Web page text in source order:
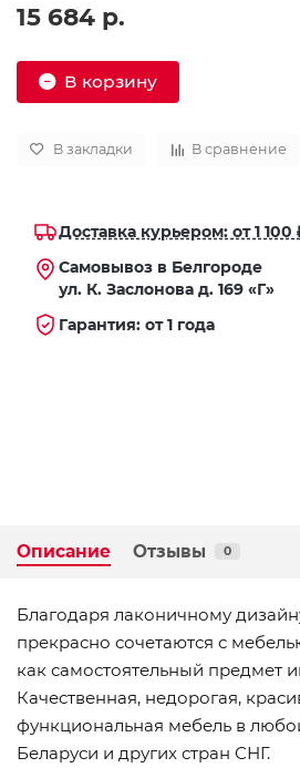
15 684 р.
В корзину
В закладки В сравнение
Доставка курьером: от 1 100
Самовывоз в Белгороде
ул. К. Заслонова д. 169 «Г»
Гарантия: от 1 года
Описание Отзывы 0
Благодаря лаконичному
прекрасно сочетаются с
как самостоятельный предмет
Качественная, недорогая,
функциональная мебель в
Беларуси и других стран СНГ.